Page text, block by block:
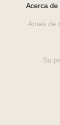
Acerca
Antes de
Su